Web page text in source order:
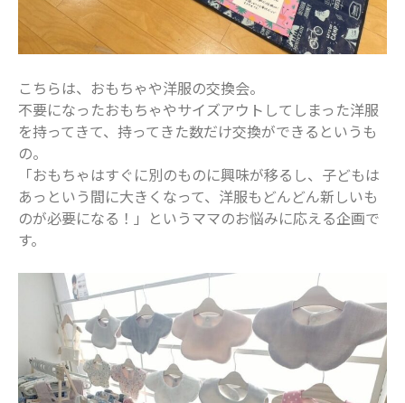
こちらは、おもちゃや洋服の交換会。
不要になったおもちゃやサイズアウトしてしまった洋服
を持ってきて、持ってきた数だけ交換ができるというも
の。
「おもちゃはすぐに別のものに興味が移るし、子どもは
あっという間に大きくなって、洋服もどんどん新しいも
のが必要になる！」というママのお悩みに応える企画で
す。